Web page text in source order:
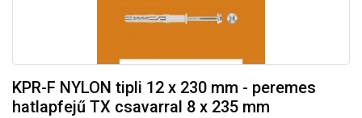
KPR-F NYLON tipli 12 x 230 mm - peremes
hatlapfejű TX csavarral 8 x 235 mm